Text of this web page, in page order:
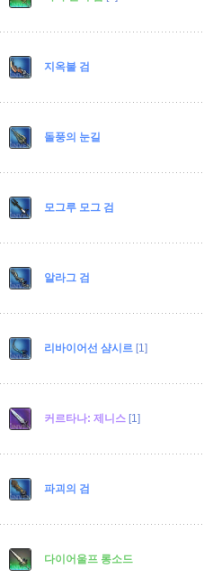
지옥불 검
돌풍의 눈길
모그루 모그 검
알라그 검
리바이어선 샴시르 [1]
커르타나: 제니스 [1]
파괴의 검
다이어울프 롱소드